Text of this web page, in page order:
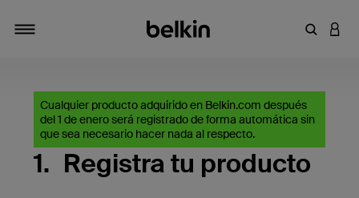
Cualquier producto adquirido en Belkin.com después
del 1 de enero será registrado de forma automática sin
que sea necesario hacer nada al respecto.
1. Registra tu producto